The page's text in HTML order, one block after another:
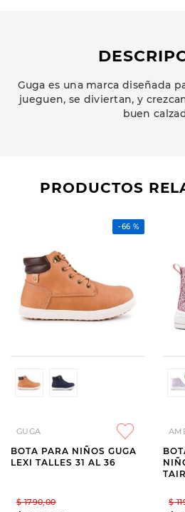
Guga es una marca diseñada
jueguen, se diviertan, y
buen
PRODUCTOS
-66 %
GUGA
BOTA PARA NIÑOS GUGA
LEXI TALLES 31 AL 36
$ 1790,00 $